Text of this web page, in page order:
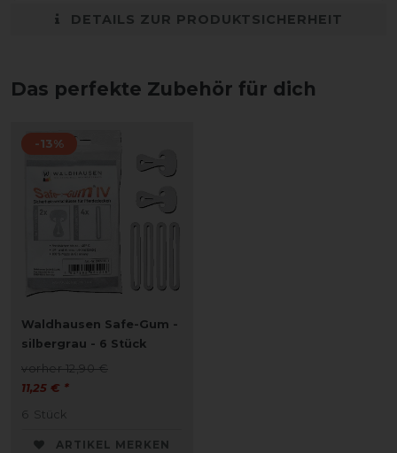
DETAILS ZUR PRODUKTSICHERHEIT
Das perfekte Zubehör für dich
-13%
Waldhausen Safe-Gum -
silbergrau - 6 Stück
vorher 12,90 €
11,25 € *
6 Stück
ARTIKEL MERKEN